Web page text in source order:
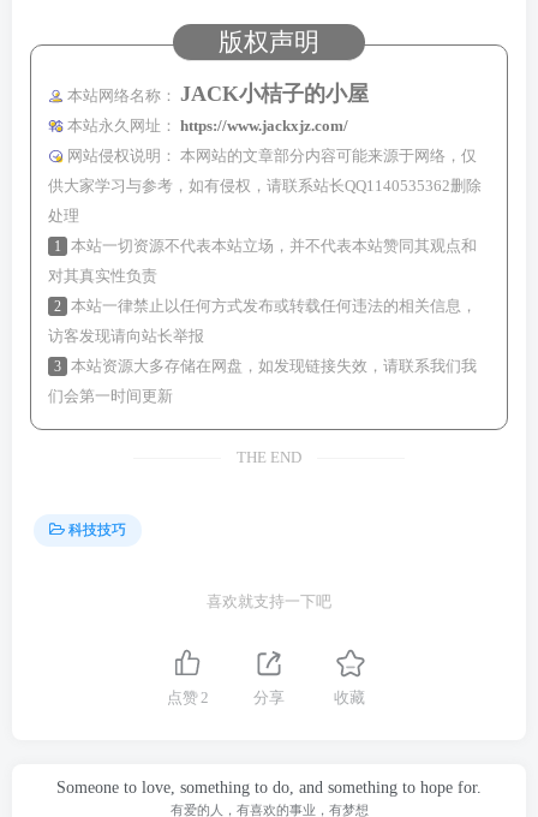
版权声明
本站网络名称： JACK小桔子的小屋
本站永久网址：
https://www.jackxjz.com/
网站侵权说明：
本网站的文章部分内容可能来源于网络，仅
供大家学习与参考，如有侵权，请联系站长QQ1140535362删除
处理
1
本站一切资源不代表本站立场，并不代表本站赞同其观点和
对其真实性负责
2 本站一律禁止以任何方式发布或转载任何违法的相关信息，
访客发现请向站长举报
3 本站资源大多存储在网盘，如发现链接失效，请联系我们我
们会第一时间更新
THE END
科技技巧
喜欢就支持一下吧
点赞2 分享 收藏
Someone to love, something to do, and something to hope for.
有爱的人，有喜欢的事业，有梦想